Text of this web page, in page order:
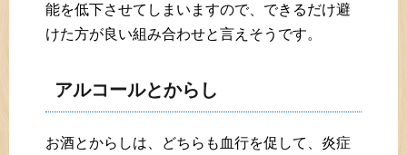
能を低下させてしまいますので、できるだけ避
けた方が良い組み合わせと言えそうです。
アルコールとからし
お酒とからしは、どちらも血行を促して、炎症